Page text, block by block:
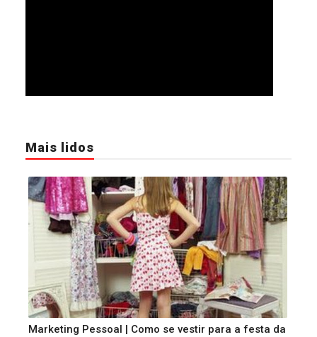
Mais lidos
Marketing Pessoal | Como se vestir para a festa da